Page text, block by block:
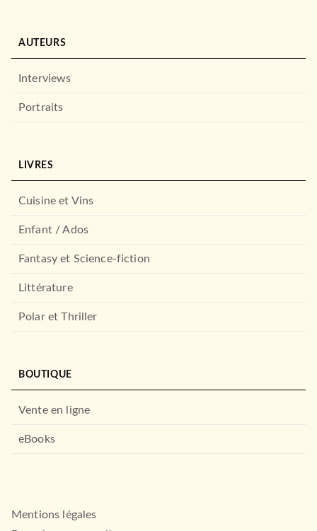
AUTEURS
Interviews
Portraits
LIVRES
Cuisine et Vins
Enfant / Ados
Fantasy et Science-fiction
Littérature
Polar et Thriller
BOUTIQUE
Vente en ligne
eBooks
Mentions légales